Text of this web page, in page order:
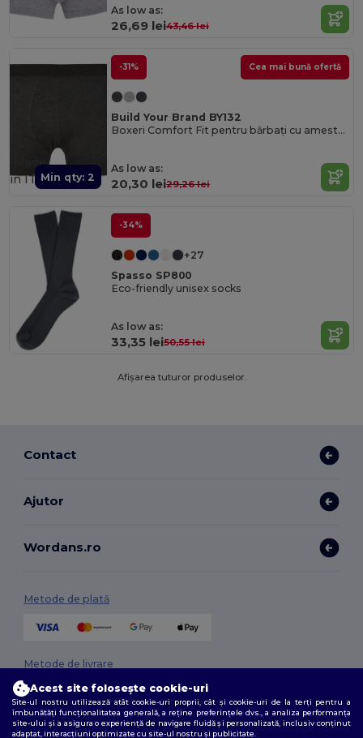
As low as:
26,69 lei43,46 lei
Min qty: 2
-31% Cea mai bună ofertă
Build Your Brand BY132
Boxeri Comfort Fit pentru bărbați cu amestec de bumbac respirabil
As low as:
20,30 lei29,26 lei
Made
in IT
-34%
+27
Spasso SP800
Eco-friendly unisex socks
As low as:
33,35 lei50,55 lei
Afișarea tuturor produselor.
Contact
Ajutor
Wordans.ro
Metode de plată
Metode de livrare
Acest site folosește cookie-uri
Site-ul nostru utilizează atât cookie-uri proprii, cât și cookie-uri de la terți pentru a
îmbunătăți funcționalitatea generală, a reține preferințele dvs., a analiza performanța
site-ului și a asigura o experiență de navigare fluidă și personalizată, inclusiv conținut
adaptat, interacțiuni optimizate cu site-ul nostru și publicitate.